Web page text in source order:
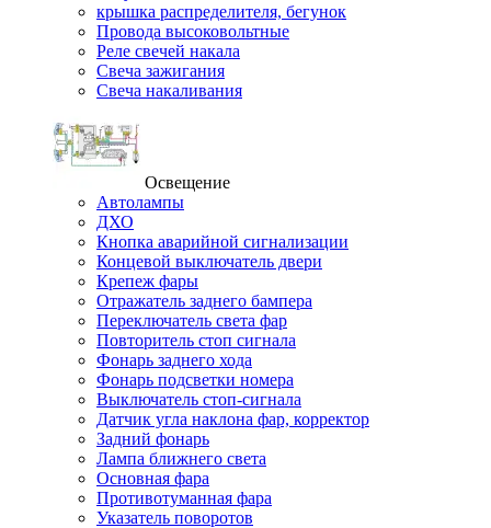
крышка распределителя, бегунок
Провода высоковольтные
Реле свечей накала
Свеча зажигания
Свеча накаливания
Освещение
Автолампы
ДХО
Кнопка аварийной сигнализации
Концевой выключатель двери
Крепеж фары
Отражатель заднего бампера
Переключатель света фар
Повторитель стоп сигнала
Фонарь заднего хода
Фонарь подсветки номера
Выключатель стоп-сигнала
Датчик угла наклона фар, корректор
Задний фонарь
Лампа ближнего света
Основная фара
Противотуманная фара
Указатель поворотов